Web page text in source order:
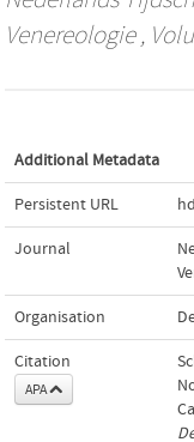
Venereologie,
Additional Metadata
Persistent URL
Journal
Organisation
Citation
APA